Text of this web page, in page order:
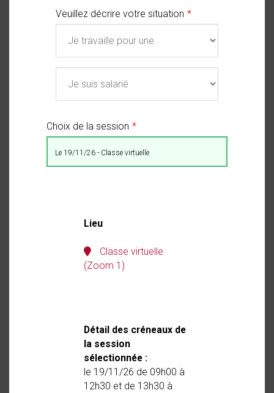
Veuillez décrire votre situation
Choix de la session
le 19/11/26 - Classe virtuelle
Lieu
(Zoom 1)
Détail des créneaux de
la session
sélectionnée :
le 19/11/26 de 09h00 à
12h30 et de 13h30 à